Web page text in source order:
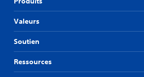
Valeurs
Soutien
Ressources